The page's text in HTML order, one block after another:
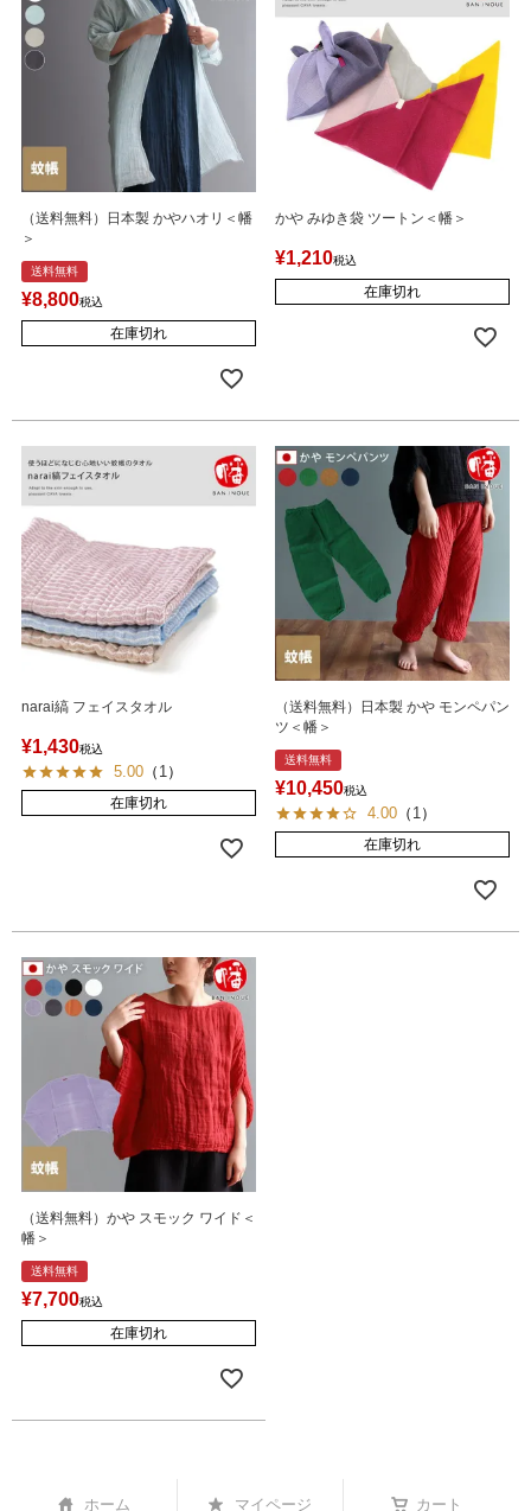
（送料無料）日本製 かやハオリ＜幡
＞
送料無料
¥8,800税込
在庫切れ
かや みゆき袋 ツートン＜幡＞
¥1,210税込
在庫切れ
narai縞 フェイスタオル
¥1,430税込
5.00 （ 1 ）
在庫切れ
（送料無料）日本製 かや モンペパン
ツ＜幡＞
送料無料
¥10,450税込
4.00 （ 1 ）
在庫切れ
（送料無料）かや スモック ワイド＜
幡＞
送料無料
¥7,700税込
在庫切れ
ホーム マイページ カート